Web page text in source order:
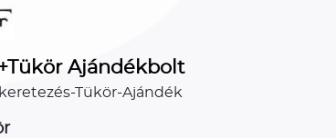
Ajándékbolt
Tükör-Ajándék